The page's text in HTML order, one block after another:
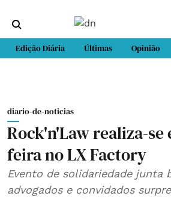
Edição Diária Últimas Opinião
diario-de-noticias
Rock'n'Law realiza-se
feira no LX Factory
Evento de solidariedade junta
advogados e convidados